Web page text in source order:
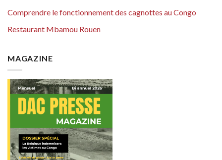
Comprendre le fonctionnement des cagnottes au Congo
Restaurant Mbamou Rouen
MAGAZINE